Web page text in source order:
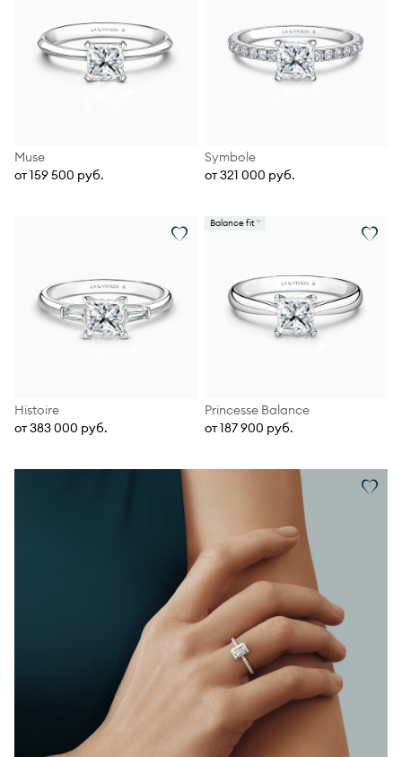
Muse
от 159 500 руб.
Symbole
от 321 000 руб.
Histoire
от 383 000 руб.
Balance fit
Princesse Balance
от 187 900 руб.